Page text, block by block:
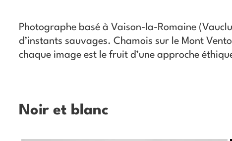
Photographe basé à Vaison-la-Romaine
d’instants sauvages. Chamois sur le Mont
chaque image est le fruit d’une approche
Noir et blanc